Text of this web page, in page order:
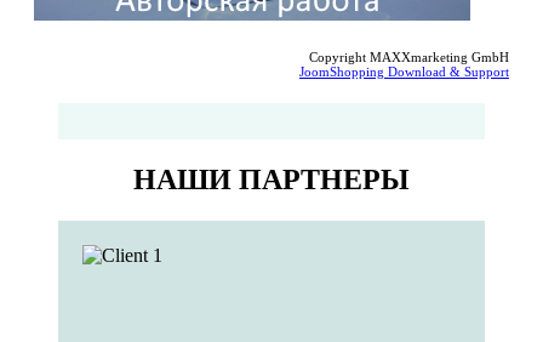
Copyright MAXXmarketing GmbH
JoomShopping Download & Support
НАШИ ПАРТНЕРЫ